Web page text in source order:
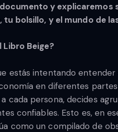
y explicaremos
tu bolsillo, y el mundo de
Libro Beige?
estás intentando
en diferentes
cada persona, decides
confiables. Esto es, en
como un compilado de